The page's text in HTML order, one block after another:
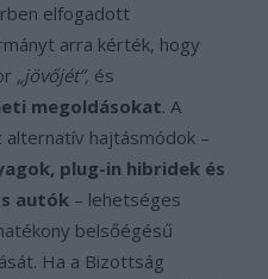
elfogadott
arra kérték, hogy
„jövőjét”, és
megoldásokat. A
alternatív hajtásmódok –
plug-in hibridek és
autók – lehetséges
belsőégésű
Ha a Bizottság